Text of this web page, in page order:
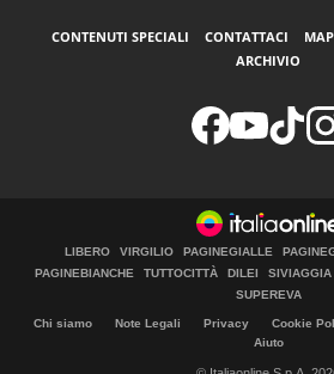
CONTENUTI SPECIALI CONTATTACI
ARCHIVIO
LIBERO VIRGILIO PAGINEGIALLE
PAGINEBIANCHE
TUTTOCITTÀ DILEI SIVIAGGIA
SUPEREVA
Chi siamo Note Legali Privacy Cookie
Aiuto